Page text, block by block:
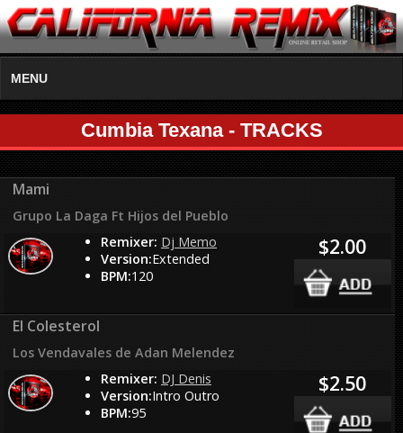
MENU
Cumbia Texana - TRACKS
Mami
Grupo La Daga Ft Hijos del Pueblo
Remixer: Dj Memo
Version:Extended
BPM:120
$2.00
El Colesterol
Los Vendavales de Adan Melendez
Remixer: DJ Denis
Version:Intro Outro
BPM:95
$2.50